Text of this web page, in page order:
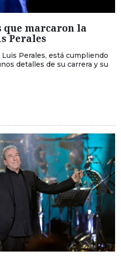
que marcaron la
Perales
Perales, está cumpliendo
detalles de su carrera y su